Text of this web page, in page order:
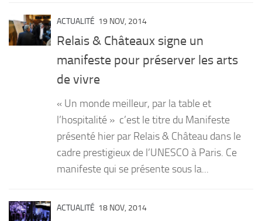
ACTUALITÉ 19 NOV, 2014
Relais & Châteaux signe un
manifeste pour préserver les arts
de vivre
« Un monde meilleur, par la table et
l’hospitalité » c’est le titre du Manifeste
présenté hier par Relais & Château dans le
cadre prestigieux de l’UNESCO à Paris. Ce
manifeste qui se présente sous la...
ACTUALITÉ 18 NOV, 2014